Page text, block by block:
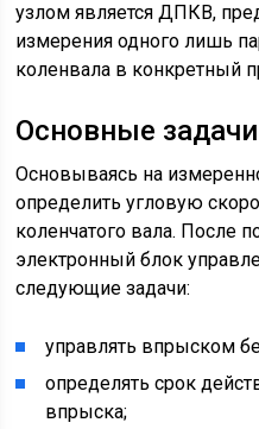
узлом является ДПКВ,
измерения одного лишь
коленвала в конкретный
Основные задачи
Основываясь на
определить угловую
коленчатого вала. После
электронный блок
следующие задачи:
управлять впрыском
определять срок
впрыска;